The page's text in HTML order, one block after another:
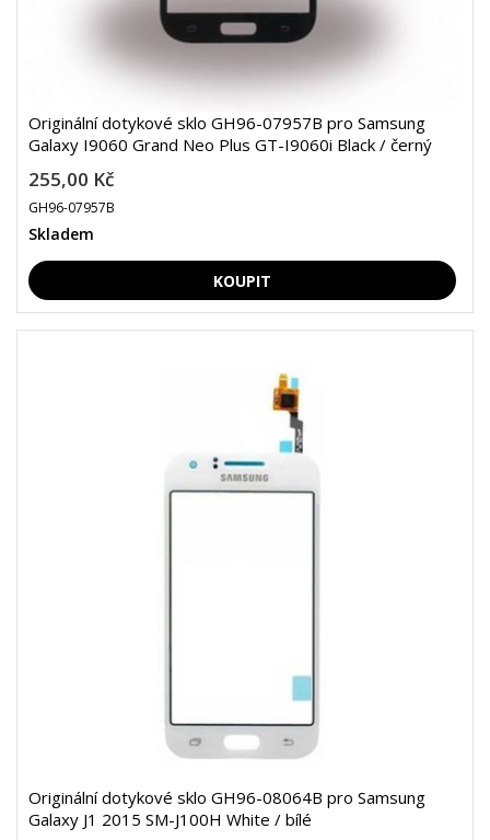
Originální dotykové sklo GH96-07957B pro Samsung
Galaxy I9060 Grand Neo Plus GT-I9060i Black / černý
255,00 Kč
GH96-07957B
Skladem
Originální dotykové sklo GH96-08064B pro Samsung
Galaxy J1 2015 SM-J100H White / bílé